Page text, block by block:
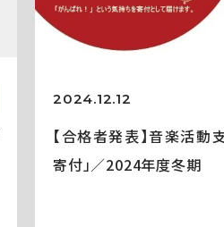
2024.12.12
【合格者発表】音楽活動
寄付」／2024年度冬期